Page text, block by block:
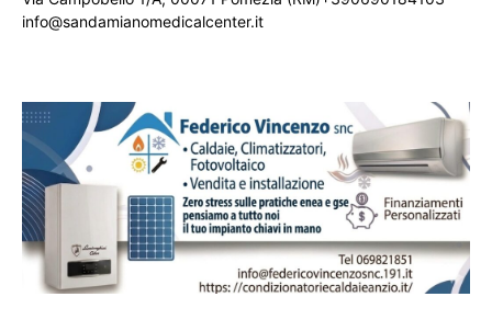
info@sandamianomedicalcenter.it